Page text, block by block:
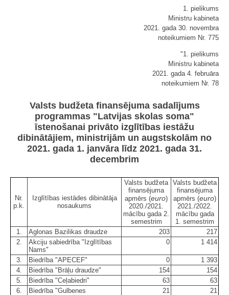
1. pielikums
Ministru kabineta
2021. gada 30. novembra
noteikumiem Nr. 775
"1. pielikums
Ministru kabineta
2021. gada 4. februāra
noteikumiem Nr. 78
Valsts budžeta finansējuma sadalījums
programmas "Latvijas skolas soma"
īstenošanai privāto izglītības iestāžu
dibinātājiem, ministrijām un augstskolām no
2021. gada 1. janvāra līdz 2021. gada 31.
decembrim
Nr.
p.k.
Izglītības iestādes dibinātāja
nosaukums
Valsts budžeta
finansējuma
apmērs (euro)
2020./2021.
mācību gada 2.
semestrim
Valsts budžeta
finansējuma
apmērs (euro)
2021./2022.
mācību gada
1. semestrim
1.
Aglonas Bazilikas draudze 203
217
2.
Akciju sabiedrība "Izglītības
Nams"
0 1 414
3. Biedrība "APECEF" 0
1 393
4.
Biedrība "Brāļu draudze" 154
154
5.
Biedrība "Ceļabiedri" 63
63
6.
Biedrība "Gulbenes
21 21